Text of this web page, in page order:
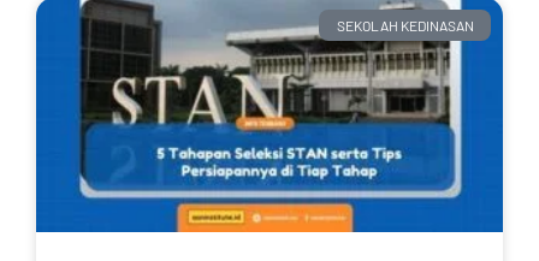
SEKOLAH KEDINASAN